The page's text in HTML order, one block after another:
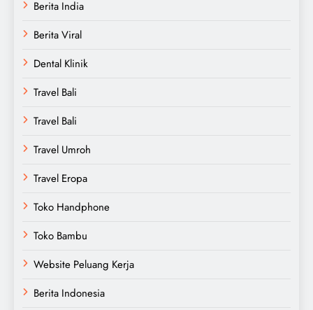
Berita India
Berita Viral
Dental Klinik
Travel Bali
Travel Bali
Travel Umroh
Travel Eropa
Toko Handphone
Toko Bambu
Website Peluang Kerja
Berita Indonesia